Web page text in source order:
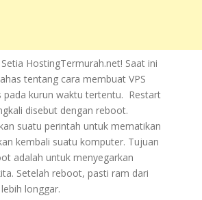
HostingTermurah.net! Saat ini
tentang cara membuat VPS
kurun waktu tertentu. Restart
disebut dengan reboot.
suatu perintah untuk mematikan
kembali suatu komputer. Tujuan
adalah untuk menyegarkan
Setelah reboot, pasti ram dari
longgar.